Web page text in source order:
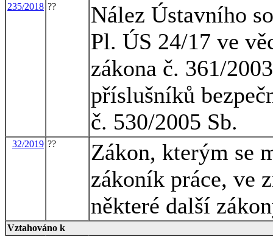
235/2018 ??
Nález Ústavního
Pl. ÚS 24/17 ve
zákona č. 361/
příslušníků
č. 530/2005 Sb.
32/2019 ??
Zákon, kterým se
zákoník práce, ve
některé další
Vztahováno k